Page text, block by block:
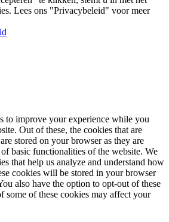
Lees ons "Privacybeleid" voor meer
to improve your experience while you
Out of these, the cookies that are
stored on your browser as they are
basic functionalities of the website. We
that help us analyze and understand how
cookies will be stored in your browser
also have the option to opt-out of these
some of these cookies may affect your